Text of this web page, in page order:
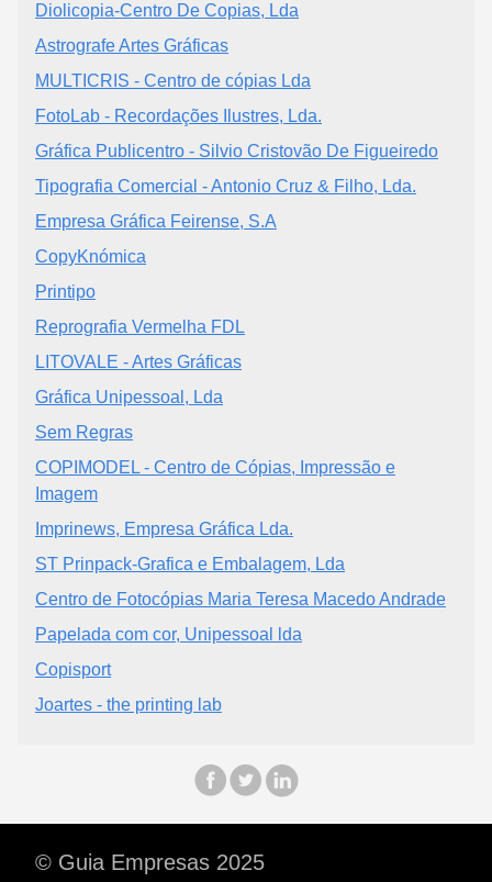
Diolicopia-Centro De Copias, Lda
Astrografe Artes Gráficas
MULTICRIS - Centro de cópias Lda
FotoLab - Recordações Ilustres, Lda.
Gráfica Publicentro - Silvio Cristovão De Figueiredo
Tipografia Comercial - Antonio Cruz & Filho, Lda.
Empresa Gráfica Feirense, S.A
CopyKnómica
Printipo
Reprografia Vermelha FDL
LITOVALE - Artes Gráficas
Gráfica Unipessoal, Lda
Sem Regras
COPIMODEL - Centro de Cópias, Impressão e
Imagem
Imprinews, Empresa Gráfica Lda.
ST Prinpack-Grafica e Embalagem, Lda
Centro de Fotocópias Maria Teresa Macedo Andrade
Papelada com cor, Unipessoal lda
Copisport
Joartes - the printing lab
© Guia Empresas 2025